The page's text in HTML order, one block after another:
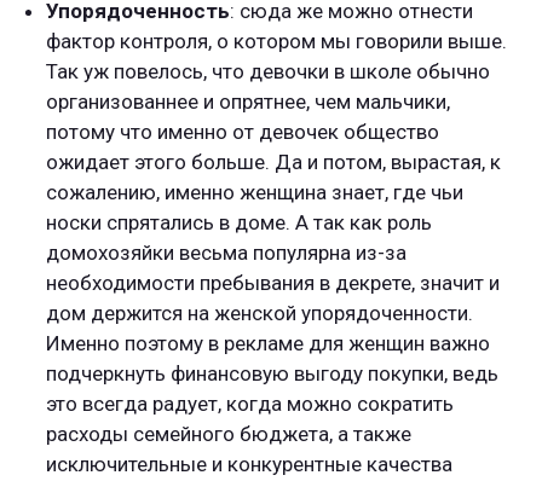
Упорядоченность: сюда же можно отнести
фактор контроля, о котором мы говорили выше.
Так уж повелось, что девочки в школе обычно
организованнее и опрятнее, чем мальчики,
потому что именно от девочек общество
ожидает этого больше. Да и потом, вырастая, к
сожалению, именно женщина знает, где чьи
носки спрятались в доме. А так как роль
домохозяйки весьма популярна из-за
необходимости пребывания в декрете, значит и
дом держится на женской упорядоченности.
Именно поэтому в рекламе для женщин важно
подчеркнуть финансовую выгоду покупки, ведь
это всегда радует, когда можно сократить
расходы семейного бюджета, а также
исключительные и конкурентные качества